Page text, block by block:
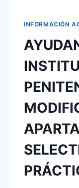
INFORMACIÓN